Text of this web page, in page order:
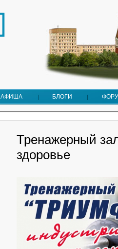
АФИША БЛОГИ
Тренажерный
здоровье